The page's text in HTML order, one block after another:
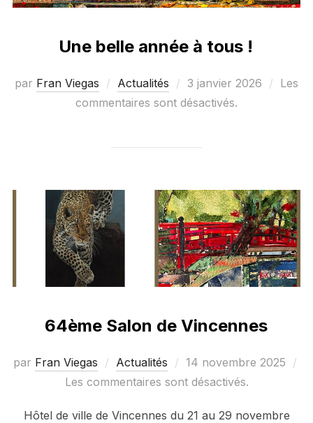
Une belle année à tous !
par Fran Viegas Actualités
Publié
le
3 janvier 2026
Les
commentaires sont désactivés.
64ème Salon de Vincennes
par Fran Viegas Actualités
Publié
le
14 novembre 2025
Les commentaires sont désactivés.
Hôtel de ville de Vincennes du 21 au 29 novembre